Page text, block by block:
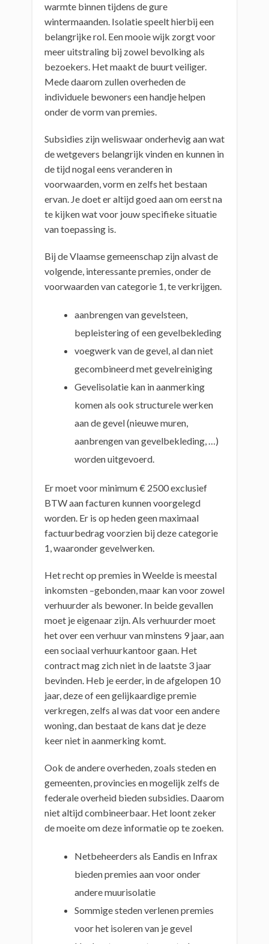
warmte binnen tijdens de gure
wintermaanden. Isolatie speelt hierbij een
belangrijke rol. Een mooie wijk zorgt voor
meer uitstraling bij zowel bevolking als
bezoekers. Het maakt de buurt veiliger.
Mede daarom zullen overheden de
individuele bewoners een handje helpen
onder de vorm van premies.
Subsidies zijn weliswaar onderhevig aan wat
de wetgevers belangrijk vinden en kunnen in
de tijd nogal eens veranderen in
voorwaarden, vorm en zelfs het bestaan
ervan. Je doet er altijd goed aan om eerst na
te kijken wat voor jouw specifieke situatie
van toepassing is.
Bij de Vlaamse gemeenschap zijn alvast de
volgende, interessante premies, onder de
voorwaarden van categorie 1, te verkrijgen.
aanbrengen van gevelsteen,
bepleistering of een gevelbekleding
voegwerk van de gevel, al dan niet
gecombineerd met gevelreiniging
Gevelisolatie kan in aanmerking
komen als ook structurele werken
aan de gevel (nieuwe muren,
aanbrengen van gevelbekleding, …)
worden uitgevoerd.
Er moet voor minimum € 2500 exclusief
BTW aan facturen kunnen voorgelegd
worden. Er is op heden geen maximaal
factuurbedrag voorzien bij deze categorie
1, waaronder gevelwerken.
Het recht op premies in Weelde is meestal
inkomsten –gebonden, maar kan voor zowel
verhuurder als bewoner. In beide gevallen
moet je eigenaar zijn. Als verhuurder moet
het over een verhuur van minstens 9 jaar, aan
een sociaal verhuurkantoor gaan. Het
contract mag zich niet in de laatste 3 jaar
bevinden. Heb je eerder, in de afgelopen 10
jaar, deze of een gelijkaardige premie
verkregen, zelfs al was dat voor een andere
woning, dan bestaat de kans dat je deze
keer niet in aanmerking komt.
Ook de andere overheden, zoals steden en
gemeenten, provincies en mogelijk zelfs de
federale overheid bieden subsidies. Daarom
niet altijd combineerbaar. Het loont zeker
de moeite om deze informatie op te zoeken.
Netbeheerders als Eandis en Infrax
bieden premies aan voor onder
andere muurisolatie
Sommige steden verlenen premies
voor het isoleren van je gevel